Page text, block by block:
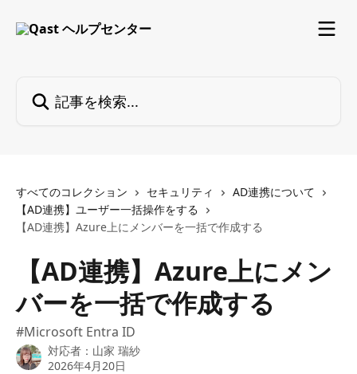
すべてのコレクション セキュリティ
AD連携について
【AD連携】ユーザー一括操作をする
【AD連携】Azure上にメンバーを一括で作成する
【AD連携】Azure上にメン
バーを一括で作成する
#Microsoft Entra ID
対応者： 山家 瑞紗
2026年4月20日